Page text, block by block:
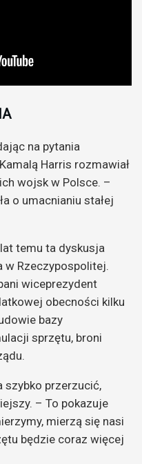
na pytania
Harris rozmawiał
wojsk w Polsce. –
o umacnianiu stałej
temu ta dyskusja
w Rzeczypospolitej.
wiceprezydent
obecności kilku
bazy
sprzętu, broni
szybko przerzucić,
– To pokazuje
mierzą się nasi
będzie coraz więcej